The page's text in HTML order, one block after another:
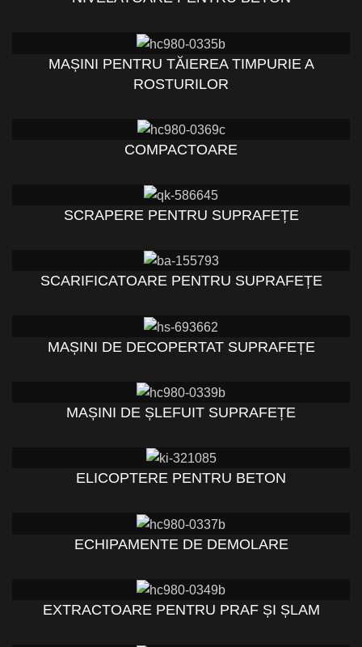
MAȘINI PENTRU TĂIEREA TIMPURIE A
ROSTURILOR
COMPACTOARE
SCRAPERE PENTRU SUPRAFEȚE
SCARIFICATOARE PENTRU SUPRAFEȚE
MAȘINI DE DECOPERTAT SUPRAFEȚE
MAȘINI DE ȘLEFUIT SUPRAFEȚE
ELICOPTERE PENTRU BETON
ECHIPAMENTE DE DEMOLARE
EXTRACTOARE PENTRU PRAF ȘI ȘLAM